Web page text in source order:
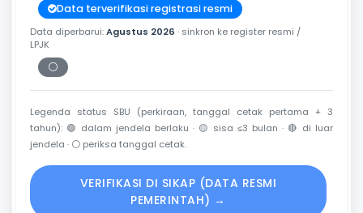
Data terverifikasi registrasi resmi
Data diperbarui:Agustus 2026 · sinkron ke register resmi /
LPJK
⚪
Periksa tanggal cetak
Legenda status SBU (perkiraan, tanggal cetak pertama + 3
tahun): 🟢 dalam jendela berlaku · 🟡 sisa ≤3 bulan · 🔴 di luar
jendela · ⚪ periksa tanggal cetak.
VERIFIKASI DI SIKAP (DATA RESMI
PEMERINTAH) →